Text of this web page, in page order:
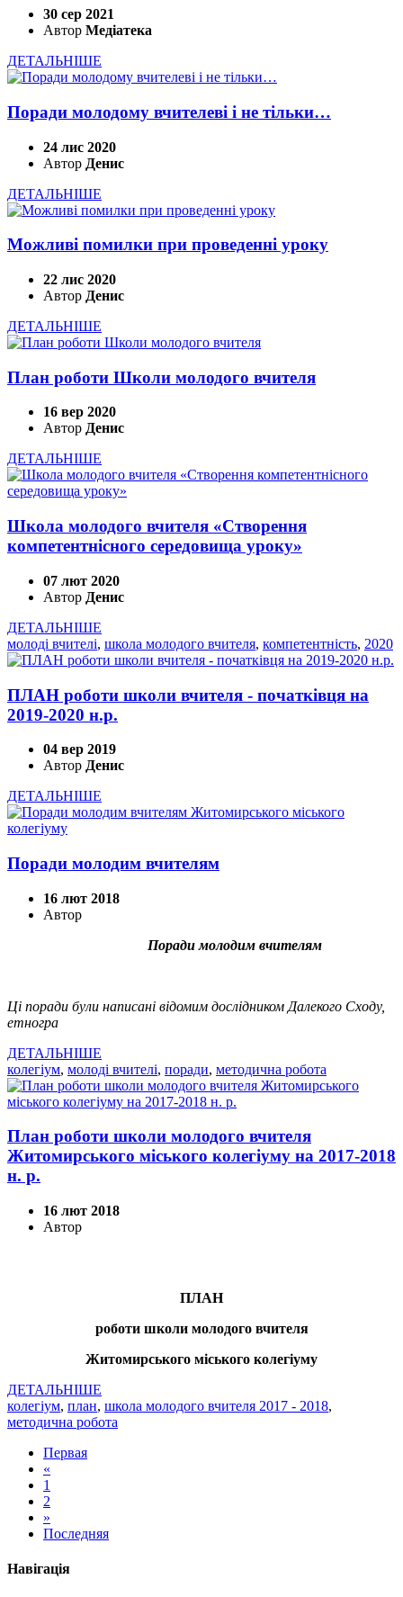
30 сер 2021
Автор Медіатека
ДЕТАЛЬНІШЕ
Поради молодому вчителеві і не тільки…
24 лис 2020
Автор Денис
ДЕТАЛЬНІШЕ
Можливі помилки при проведенні уроку
22 лис 2020
Автор Денис
ДЕТАЛЬНІШЕ
План роботи Школи молодого вчителя
16 вер 2020
Автор Денис
ДЕТАЛЬНІШЕ
Школа молодого вчителя «Створення
компетентнісного середовища уроку»
07 лют 2020
Автор Денис
ДЕТАЛЬНІШЕ
молоді вчителі, школа молодого вчителя, компетентність, 2020
ПЛАН роботи школи вчителя - початківця на
2019-2020 н.р.
04 вер 2019
Автор Денис
ДЕТАЛЬНІШЕ
Поради молодим вчителям
16 лют 2018
Автор
Поради молодим вчителям
Ці поради були написані відомим дослідником Далекого Сходу,
етногра
ДЕТАЛЬНІШЕ
колегіум, молоді вчителі, поради, методична робота
План роботи школи молодого вчителя
Житомирського міського колегіуму на 2017-2018
н. р.
16 лют 2018
Автор
ПЛАН
роботи школи молодого вчителя
Житомирського міського колегіуму
ДЕТАЛЬНІШЕ
колегіум, план, школа молодого вчителя 2017 - 2018,
методична робота
Первая
«
1
2
»
Последняя
Навігація